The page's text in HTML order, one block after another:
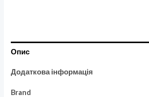
Опис
Додаткова інформація
Brand